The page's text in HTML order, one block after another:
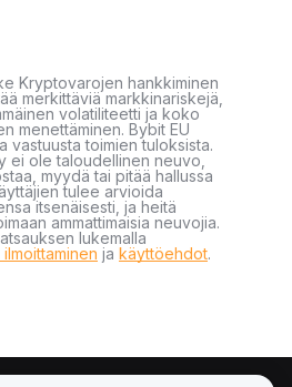
Kryptovarojen hankkiminen
merkittäviä markkinariskejä,
volatiliteetti ja koko
menettäminen. Bybit EU
vastuusta toimien tuloksista.
ei ole taloudellinen neuvo,
myydä tai pitää hallussa
tulee arvioida
itsenäisesti, ja heitä
ammattimaisia neuvojia.
lukemalla
ja käyttöehdot.